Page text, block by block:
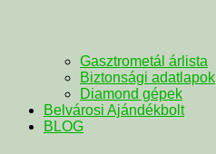
Gasztrometál árlista
Biztonsági adatlapok
Diamond gépek
Belvárosi Ajándékbolt
BLOG